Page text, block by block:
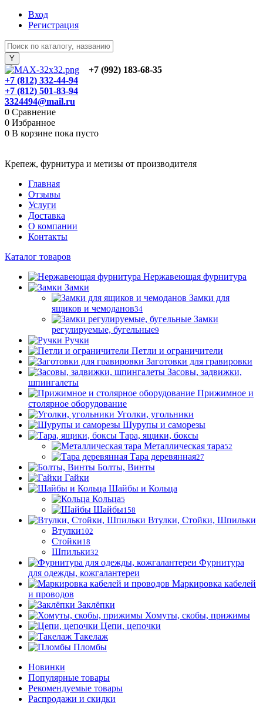
Вход
Регистрация
+7 (992) 183-68-35
+7 (812) 332-44-94
+7 (812) 501-83-94
3324494@mail.ru
0 Сравнение
0 Избранное
0 В корзине пока пусто
Крепеж, фурнитура и метизы от производителя
Главная
Отзывы
Услуги
Доставка
О компании
Контакты
Каталог товаров
Нержавеющая фурнитура
Замки
Замки для
ящиков и чемоданов34
Замки
регулируемые, бугельные9
Ручки
Петли и ограничители
Заготовки для гравировки
Засовы, задвижки,
шпингалеты
Прижимное и
столярное оборудование
Уголки, угольники
Шурупы и саморезы
Тара, ящики, боксы
Металлическая тара52
Тара деревянная27
Болты, Винты
Гайки
Шайбы и Кольца
Кольца5
Шайбы158
Втулки, Стойки, Шпильки
Втулки102
Стойки18
Шпильки32
Фурнитура
для одежды, кожгалантереи
Маркировка кабелей
и проводов
Заклёпки
Хомуты, скобы, прижимы
Цепи, цепочки
Такелаж
Пломбы
Новинки
Популярные товары
Рекомендуемые товары
Распродажи и скидки